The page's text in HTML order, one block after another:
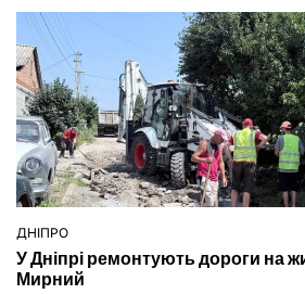
ОПУБЛІКУВАТИ
У
ДНІПРО
У Дніпрі ремонтують дороги на
Мирний